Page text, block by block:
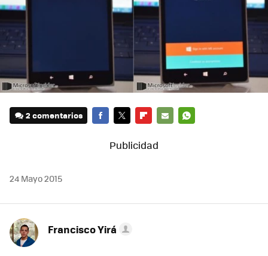
2 comentarios
MAIL
24 Mayo 2015
Francisco Yirá